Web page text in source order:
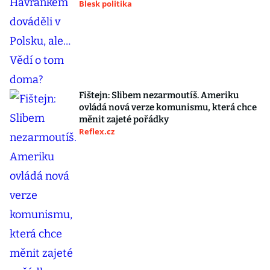
Blesk politika
Fištejn: Slibem nezarmoutíš. Ameriku
ovládá nová verze komunismu, která chce
měnit zajeté pořádky
Reflex.cz